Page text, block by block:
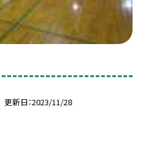
更新日 2023/11/28